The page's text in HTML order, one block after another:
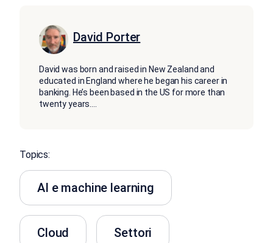
David Porter
David was born and raised in New Zealand and
educated in England where he began his career in
banking. He’s been based in the US for more than
twenty years.
Topics:
AI e machine learning
Cloud Settori